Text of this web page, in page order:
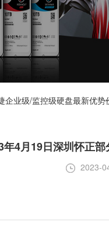
企业级/监控级硬盘最新优势
年4月19日深圳怀正
2023-